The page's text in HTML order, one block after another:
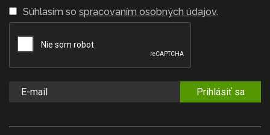
Súhlasím so spracovaním osobných údajov.
Prihlásiť sa